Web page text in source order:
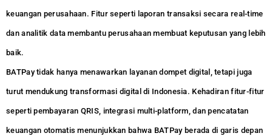
keuangan perusahaan. Fitur seperti laporan transaksi secara real-time
dan analitik data membantu perusahaan membuat keputusan yang lebih
baik.
BATPay tidak hanya menawarkan layanan dompet digital, tetapi juga
turut mendukung transformasi digital di Indonesia. Kehadiran fitur-fitur
seperti pembayaran QRIS, integrasi multi-platform, dan pencatatan
keuangan otomatis menunjukkan bahwa BATPay berada di garis depan